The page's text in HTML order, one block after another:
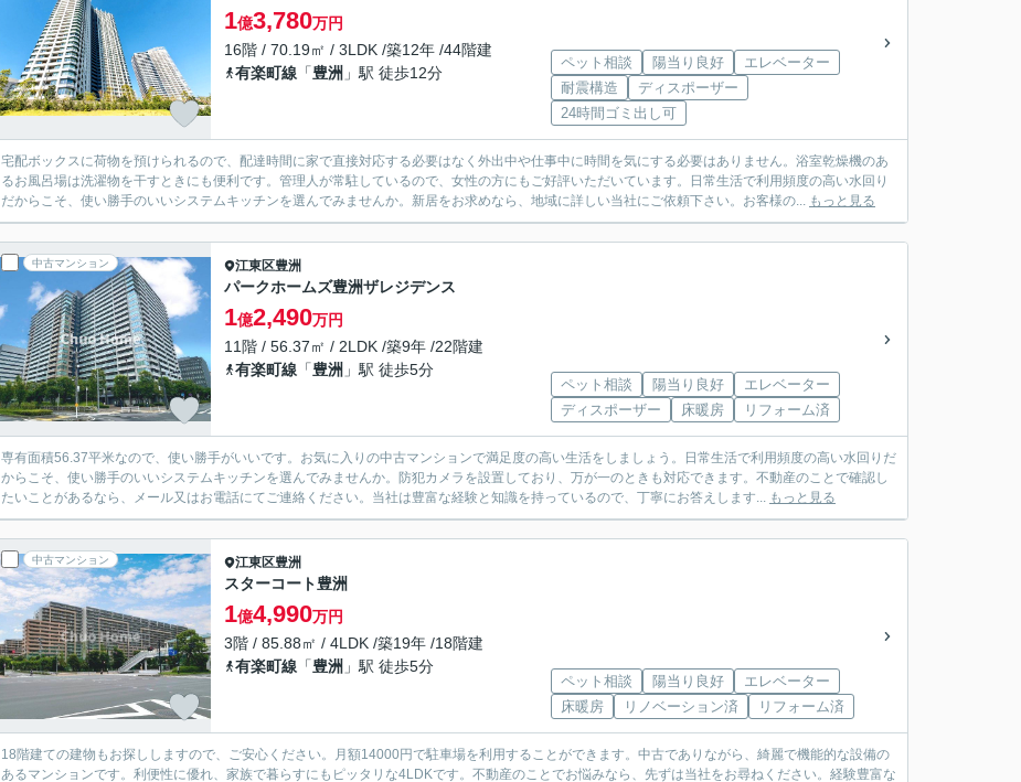
1億3,780万円
16階 / 70.19㎡ / 3LDK /築12年 /44階建
有楽町線 「豊洲 」駅 徒歩12分
ペット相談 陽当り良好
エレベーター
耐震構造
ディスポーザー
24時間ゴミ出し可
宅配ボックスに荷物を預けられるので、配達時間に家で直接対応する必要はなく外出中や仕事中に時間を気にする必要はありません。浴室乾燥機のあ
るお風呂場は洗濯物を干すときにも便利です。管理人が常駐しているので、女性の方にもご好評いただいています。日常生活で利用頻度の高い水回り
だからこそ、使い勝手のいいシステムキッチンを選んでみませんか。新居をお求めなら、地域に詳しい当社にご依頼下さい。お客様の... もっと見る
中古マンション 江東区豊洲
パークホームズ豊洲ザレジデンス
1億2,490万円
11階 / 56.37㎡ / 2LDK /築9年 /22階建
有楽町線 「豊洲 」駅 徒歩5分
ペット相談 陽当り良好
エレベーター
ディスポーザー
床暖房 リフォーム済
専有面積56.37平米なので、使い勝手がいいです。お気に入りの中古マンションで満足度の高い生活をしましょう。日常生活で利用頻度の高い水回りだ
からこそ、使い勝手のいいシステムキッチンを選んでみませんか。防犯カメラを設置しており、万が一のときも対応できます。不動産のことで確認し
たいことがあるなら、メール又はお電話にてご連絡ください。当社は豊富な経験と知識を持っているので、丁寧にお答えします... もっと見る
中古マンション 江東区豊洲
スターコート豊洲
1億4,990万円
3階 / 85.88㎡ / 4LDK /築19年 /18階建
有楽町線 「豊洲 」駅 徒歩5分
ペット相談 陽当り良好
エレベーター
床暖房
リノベーション済 リフォーム済
18階建ての建物もお探ししますので、ご安心ください。月額14000円で駐車場を利用することができます。中古でありながら、綺麗で機能的な設備の
あるマンションです。利便性に優れ、家族で暮らすにもピッタリな4LDKです。不動産のことでお悩みなら、先ずは当社をお尋ねください。経験豊富な